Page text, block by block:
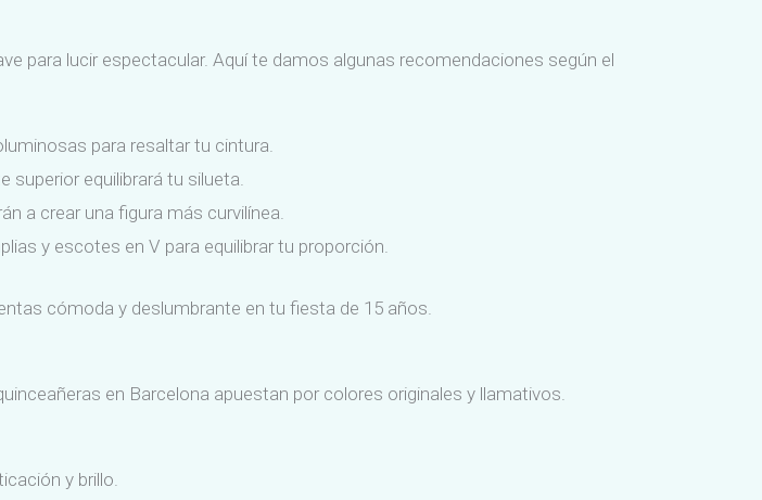
para lucir espectacular. Aquí te damos algunas recomendaciones según el
para resaltar tu cintura.
superior equilibrará tu silueta.
a crear una figura más curvilínea.
y escotes en V para equilibrar tu proporción.
cómoda y deslumbrante en tu fiesta de 15 años.
en Barcelona apuestan por colores originales y llamativos.
y brillo.